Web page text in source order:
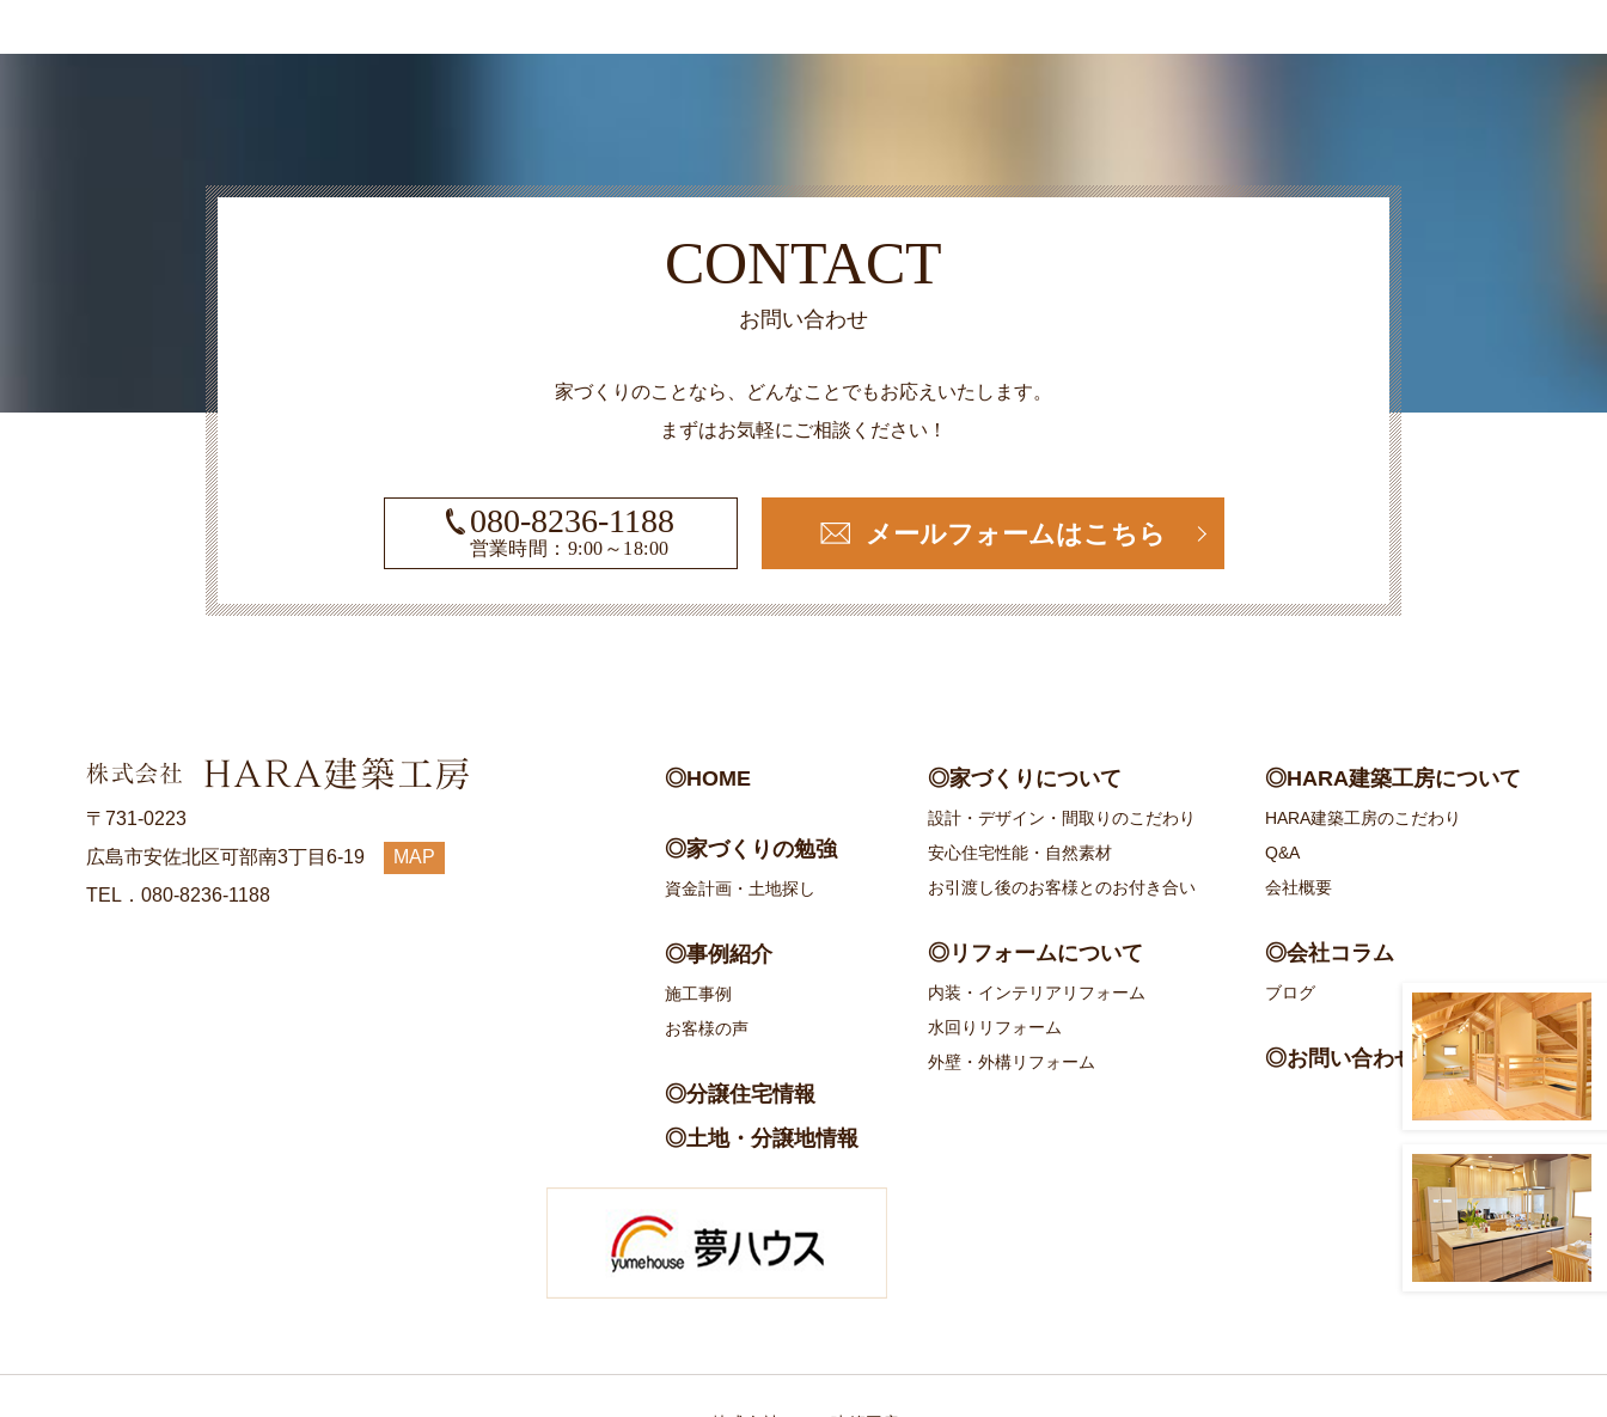
CONTACT
お問い合わせ
家づくりのことなら、どんなことでもお応えいたします。
まずはお気軽にご相談ください！
080-8236-1188
営業時間：9:00～18:00 メールフォームはこちら
〒731-0223
広島市安佐北区可部南3丁目6-19
MAP
TEL．080-8236-1188
◎HOME
◎家づくりの勉強
資金計画・土地探し
◎事例紹介
施工事例
お客様の声
◎分譲住宅情報
◎土地・分譲地情報
◎家づくりについて
設計・デザイン・間取りのこだわり
安心住宅性能・自然素材
お引渡し後のお客様とのお付き合い
◎リフォームについて
内装・インテリアリフォーム
水回りリフォーム
外壁・外構リフォーム
◎HARA建築工房について
HARA建築工房のこだわり
Q&A
会社概要
◎会社コラム
ブログ
◎お問い合わせ